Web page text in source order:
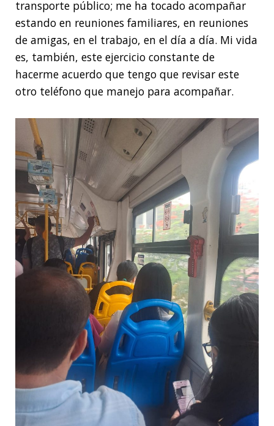
transporte público; me ha tocado acompañar
estando en reuniones familiares, en reuniones
de amigas, en el trabajo, en el día a día. Mi vida
es, también, este ejercicio constante de
hacerme acuerdo que tengo que revisar este
otro teléfono que manejo para acompañar.